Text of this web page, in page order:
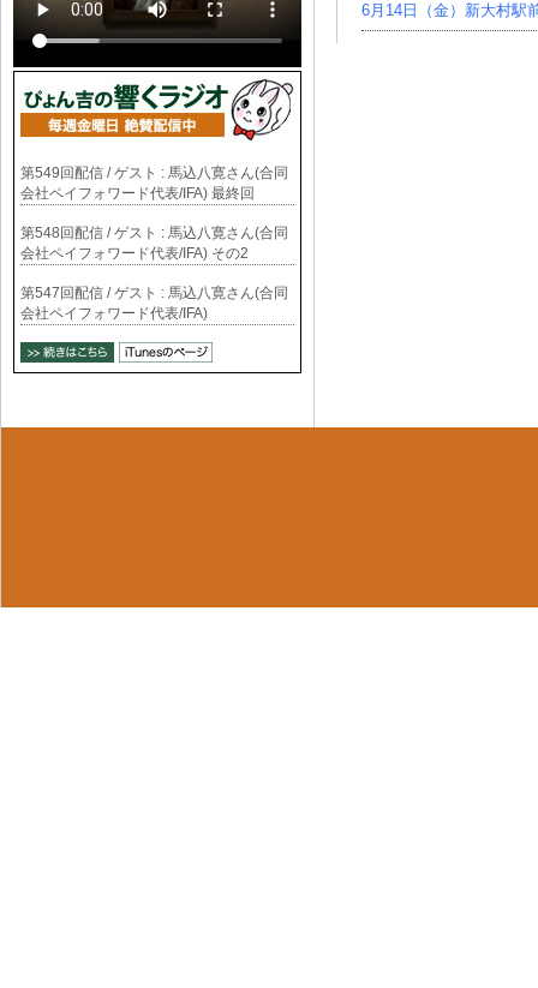
6月14日（金）新大村駅
第549回配信 / ゲスト : 馬込八寛さん(合同
会社ペイフォワード代表/IFA) 最終回
第548回配信 / ゲスト : 馬込八寛さん(合同
会社ペイフォワード代表/IFA) その2
第547回配信 / ゲスト : 馬込八寛さん(合同
会社ペイフォワード代表/IFA)